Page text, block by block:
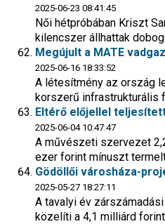
2025-06-23 08:41:45
Női hétpróbában Kriszt
kilencszer állhattak
Megújult a MATE
2025-06-16 18:33:52
A létesítmény az ország
korszerű infrastrukturális
Eltérő előjellel
2025-06-04 10:47:47
A művészeti szervezet
ezer forint mínuszt
Gödöllői városháza-
2025-05-27 18:27:11
A tavalyi év
közelíti a 4,1 milliárd